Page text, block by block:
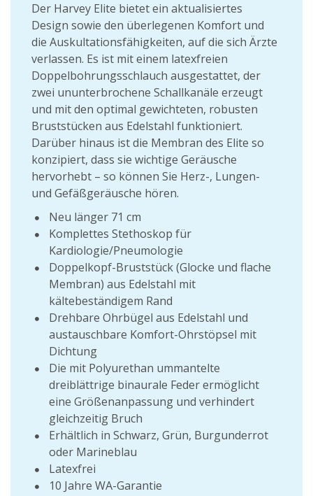
Der Harvey Elite bietet ein aktualisiertes
Design sowie den überlegenen Komfort und
die Auskultationsfähigkeiten, auf die sich Ärzte
verlassen. Es ist mit einem latexfreien
Doppelbohrungsschlauch ausgestattet, der
zwei ununterbrochene Schallkanäle erzeugt
und mit den optimal gewichteten, robusten
Bruststücken aus Edelstahl funktioniert.
Darüber hinaus ist die Membran des Elite so
konzipiert, dass sie wichtige Geräusche
hervorhebt – so können Sie Herz-, Lungen-
und Gefäßgeräusche hören.
Neu länger 71 cm
Komplettes Stethoskop für
Kardiologie/Pneumologie
Doppelkopf-Bruststück (Glocke und flache
Membran) aus Edelstahl mit
kältebeständigem Rand
Drehbare Ohrbügel aus Edelstahl und
austauschbare Komfort-Ohrstöpsel mit
Dichtung
Die mit Polyurethan ummantelte
dreiblättrige binaurale Feder ermöglicht
eine Größenanpassung und verhindert
gleichzeitig Bruch
Erhältlich in Schwarz, Grün, Burgunderrot
oder Marineblau
Latexfrei
10 Jahre WA-Garantie